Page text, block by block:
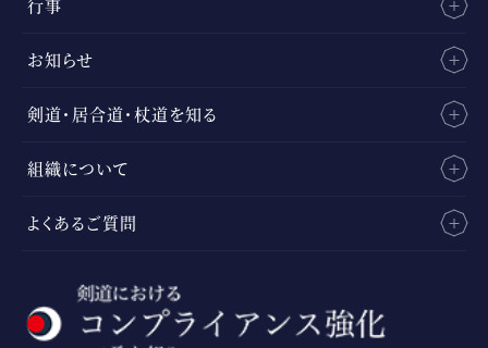
行事
お知らせ
剣道・居合道・杖道を知る
組織について
よくあるご質問